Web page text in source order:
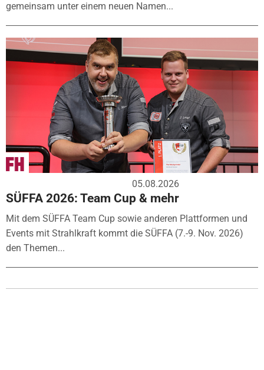
gemeinsam unter einem neuen Namen...
05.08.2026
SÜFFA 2026: Team Cup & mehr
Mit dem SÜFFA Team Cup sowie anderen Plattformen und
Events mit Strahlkraft kommt die SÜFFA (7.-9. Nov. 2026)
den Themen...